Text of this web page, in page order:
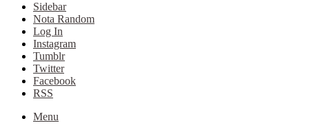
Sidebar
Nota Random
Log In
Instagram
Tumblr
Twitter
Facebook
RSS
Menu